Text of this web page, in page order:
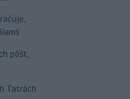
pôšt,
Tatrách